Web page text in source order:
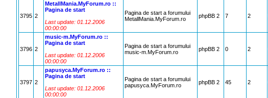
3795 2
MetallMania.MyForum.ro ::
Pagina de start
Last update: 01.12.2006
00:00:00
Pagina de start a forumului
MetallMania.MyForum.ro
phpBB 2 7 2
3796 2
music-m.MyForum.ro ::
Pagina de start
Last update: 01.12.2006
00:00:00
Pagina de start a forumului
music-m.MyForum.ro
phpBB 2 0 2
3797 2
papusyca.MyForum.ro ::
Pagina de start
Last update: 01.12.2006
00:00:00
Pagina de start a forumului
papusyca.MyForum.ro
phpBB 2 45 2